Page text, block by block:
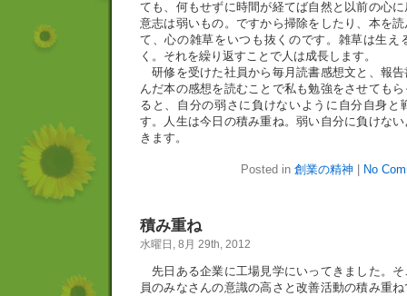
ても、何もせずに時間が経てば自然と以前の心
意志は弱いもの。ですから掃除をしたり、本を
て、心の雑草をいつも抜くのです。雑草は生え
く。それを繰り返すことで人は成長します。
研修を受けた社員から毎月読書感想文と、報
んだ本の感想を読むことで私も勉強をさせても
ると、自分の弱さに負けないように自分自身と
す。人生は今日の積み重ね。弱い自分に負けな
きます。
Posted in 創業の精神| No
積み重ね
水曜日, 8月 29th, 2012
先日ある企業に工場見学にいってきました。
員のみなさんの意識の高さと改善活動の積み重